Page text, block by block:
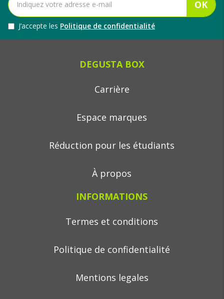
OK
J’accepte les Politique de confidentialité
DEGUSTA BOX
Carrière
Espace marques
Réduction pour les étudiants
À propos
INFORMATIONS
Termes et conditions
Politique de confidentialité
Mentions legales